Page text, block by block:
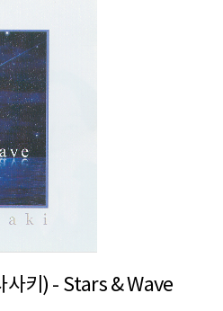
사키) - Stars & Wave